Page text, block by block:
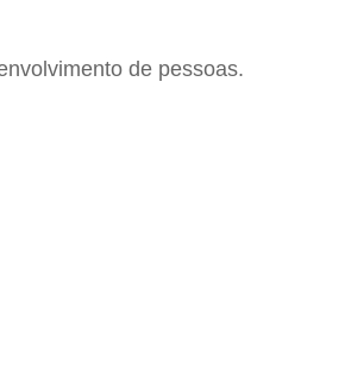
de pessoas.